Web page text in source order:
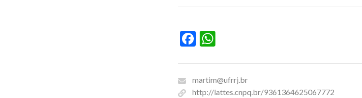
Facebook
martim@ufrrj.br
http://lattes.cnpq.br/9361364625067772